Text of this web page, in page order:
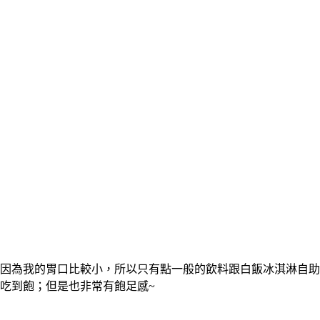
因為我的胃口比較小，所以只有點一般的飲料跟白飯冰淇淋自助
吃到飽；但是也非常有飽足感~